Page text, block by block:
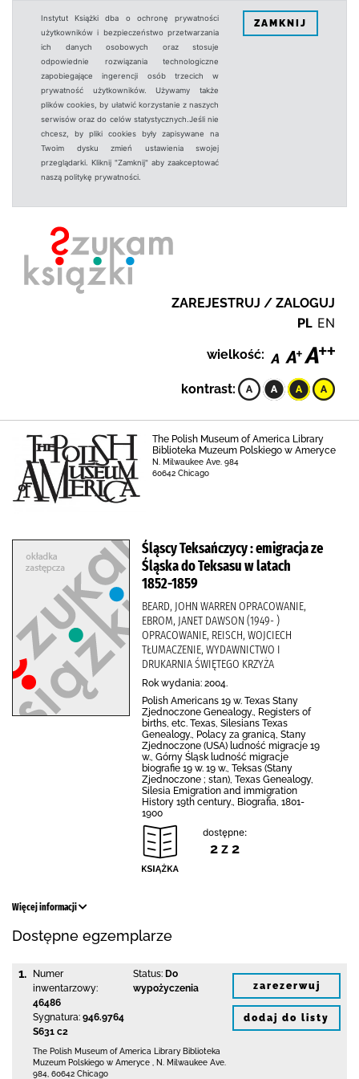
Instytut Książki dba o ochronę prywatności
użytkowników i bezpieczeństwo przetwarzania
ich danych osobowych oraz stosuje
odpowiednie rozwiązania technologiczne
zapobiegające ingerencji osób trzecich w
prywatność użytkowników. Używamy także
plików cookies, by ułatwić korzystanie z naszych
serwisów oraz do celów statystycznych.Jeśli nie
chcesz, by pliki cookies były zapisywane na
Twoim dysku zmień ustawienia swojej
przeglądarki. Kliknij "Zamknij" aby zaakceptować
naszą politykę prywatności.
ZAMKNIJ
ZAREJESTRUJ / ZALOGUJ
PL EN
wielkość:
kontrast:
The Polish Museum of America Library
Biblioteka Muzeum Polskiego w Ameryce
N. Milwaukee Ave. 984
60642 Chicago
Śląscy Teksańczycy : emigracja ze
Śląska do Teksasu w latach
1852-1859
BEARD, JOHN WARREN OPRACOWANIE,
EBROM, JANET DAWSON (1949- )
OPRACOWANIE, REISCH, WOJCIECH
TŁUMACZENIE, WYDAWNICTWO I
DRUKARNIA ŚWIĘTEGO KRZYŻA
Rok wydania: 2004.
Polish Americans 19 w. Texas Stany
Zjednoczone Genealogy., Registers of
births, etc. Texas, Silesians Texas
Genealogy., Polacy za granicą, Stany
Zjednoczone (USA) ludność migracje 19
w., Górny Śląsk ludność migracje
biografie 19 w. 19 w., Teksas (Stany
Zjednoczone ; stan), Texas Genealogy,
Silesia Emigration and immigration
History 19th century., Biografia, 1801-
1900
dostępne:
2 z 2
Więcej informacji
Dostępne egzemplarze
1.
Numer
inwentarzowy:
46486
Sygnatura: 946.9764
S631 c2
Status: Do
wypożyczenia
The Polish Museum of America Library Biblioteka
Muzeum Polskiego w Ameryce
N. Milwaukee Ave.
984 60642 Chicago
zarezerwuj
dodaj do listy